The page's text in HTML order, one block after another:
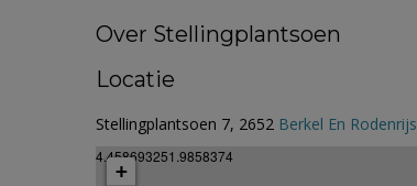
Over Stellingplantsoen
Locatie
Stellingplantsoen 7, 2652 Berkel En Rodenrijs
4.458693251.9858374
+